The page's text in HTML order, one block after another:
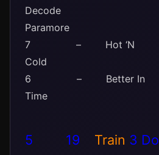
Paramore
7 – Hot ‘N
Cold Katy
6 – Better In
Time Leona
5 19 Train 3